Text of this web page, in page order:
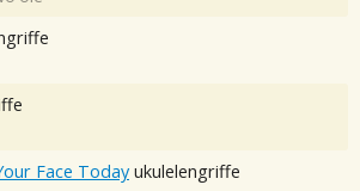
Face Today ukulelengriffe